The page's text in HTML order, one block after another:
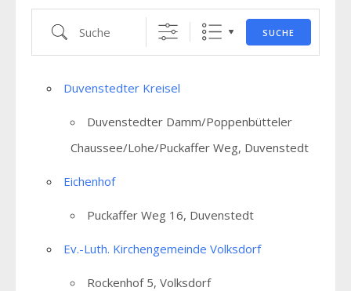
Suche SUCHE
Duvenstedter Kreisel
Duvenstedter Damm/Poppenbütteler
Chaussee/Lohe/Puckaffer Weg, Duvenstedt
Eichenhof
Puckaffer Weg 16, Duvenstedt
Ev.-Luth. Kirchengemeinde Volksdorf
Rockenhof 5, Volksdorf